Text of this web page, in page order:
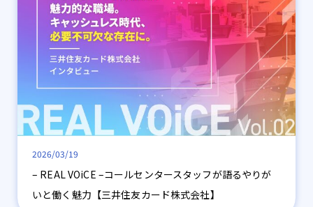
2026/03/19
– REAL VOiCE –コールセンタースタッフが語るやりが
いと働く魅力【三井住友カード株式会社】